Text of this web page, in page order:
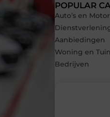
POPULAR
Auto’s en
Aanbiedingen
Woning en Tuin
Bedrijven